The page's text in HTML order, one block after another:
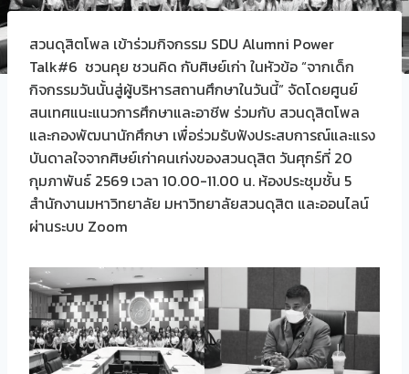
สวนดุสิตโพล เข้าร่วมกิจกรรม SDU Alumni Power
Talk#6 ชวนคุย ชวนคิด กับศิษย์เก่า ในหัวข้อ “จากเด็ก
กิจกรรมวันนั้นสู่ผู้บริหารสถานศึกษาในวันนี้” จัดโดยศูนย์
สนเทศแนะแนวการศึกษาและอาชีพ ร่วมกับ สวนดุสิตโพล
และกองพัฒนานักศึกษา เพื่อร่วมรับฟังประสบการณ์และแรง
บันดาลใจจากศิษย์เก่าคนเก่งของสวนดุสิต วันศุกร์ที่ 20
กุมภาพันธ์ 2569 เวลา 10.00-11.00 น. ห้องประชุมชั้น 5
สำนักงานมหาวิทยาลัย มหาวิทยาลัยสวนดุสิต และออนไลน์
ผ่านระบบ Zoom